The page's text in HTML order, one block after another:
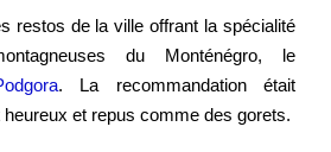
restos de la ville offrant la spécialité
du Monténégro, le
. La recommandation était
et repus comme des gorets.